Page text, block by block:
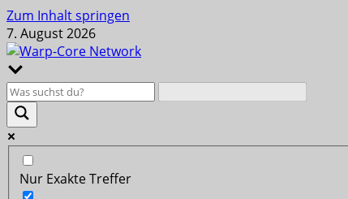
Zum Inhalt springen
7. August 2026
Nur Exakte Treffer